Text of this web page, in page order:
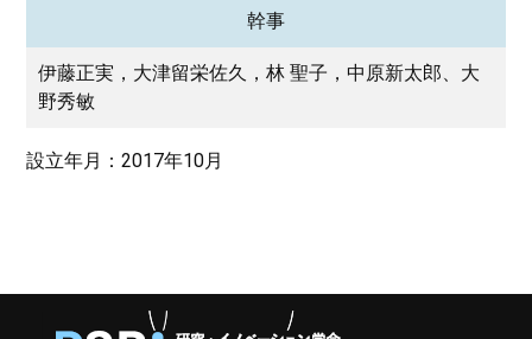
幹事
伊藤正実，大津留栄佐久，林 聖子，中原新太郎、大
野秀敏
設立年月：2017年10月